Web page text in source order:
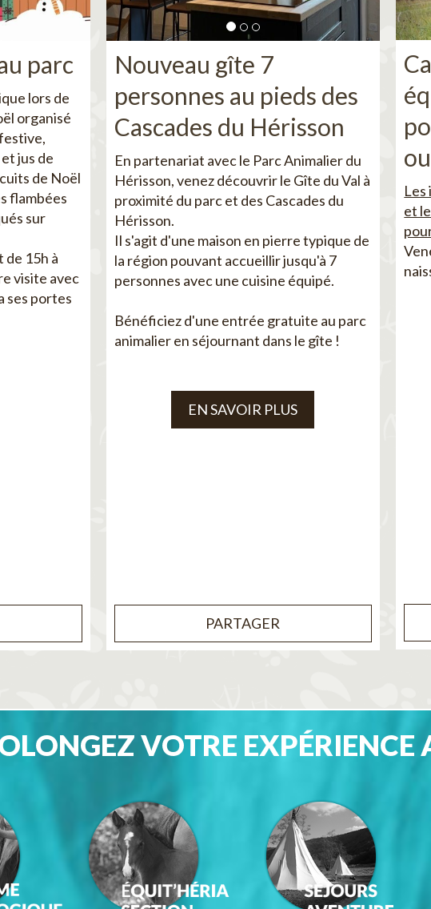
parc
lors de
organisé
jus de
de Noël
flambées
sur
15h à
visite avec
ses portes
Nouveau gîte 7
personnes au pieds des
Cascades du Hérisson
En partenariat avec le Parc Animalier du
Hérisson, venez découvrir le Gîte du Val à
proximité du parc et des Cascades du
Hérisson.
Il s'agit d'une maison en pierre typique de
la région pouvant accueillir jusqu'à 7
personnes avec une cuisine équipé.
Bénéficiez d'une entrée gratuite au parc
animalier en séjournant dans le gîte !
EN SAVOIR PLUS
PARTAGER
Les
et
VOTRE EXPÉRIENCE